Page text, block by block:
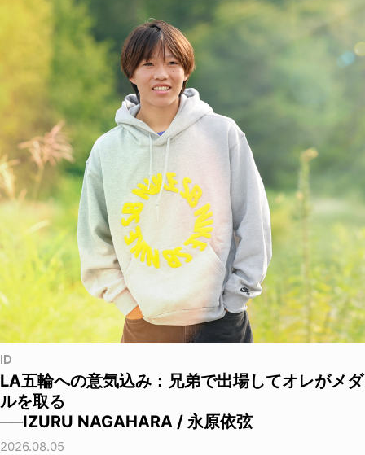
ID
LA五輪への意気込み：兄弟で出場してオレがメダ
ルを取る
──IZURU NAGAHARA / 永原依弦
2026.08.05